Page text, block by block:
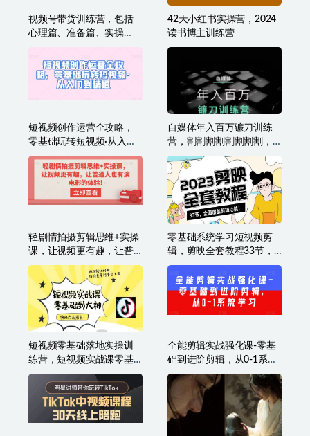
视频号带货训练营，包括
心理篇、准备篇、实操
战干货落地有效
42天小红书实操营，2024
读书博主训练营
短视频创作运营全攻略，
零基础玩转短视频·从入门
到精通
自媒体年入百万镰刀训练
营，割割割割割割割割，
自媒体心法+实操全套流程
轻剧情拍摄剪辑思维+实操
课，让视频更有趣，让普
通人也有演电影的体验!
零基础系统学习短视频剪
辑，剪映全套教程33节，
全面覆盖剪辑功能
短视频零基础落地实操训
练营，短视频实战课零基
础到大神
全能剪辑实战强化课-零基
础到进阶剪辑，从0-1系统
学习，200节课程加强版！